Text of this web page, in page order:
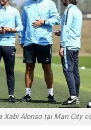
Xabi Alonso tại Man City